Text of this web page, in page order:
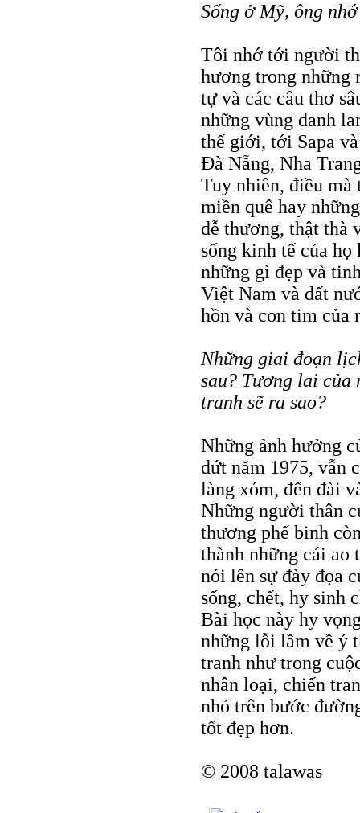
Sống ở Mỹ, ông
Tôi nhớ tới người
hương trong những
tự và các câu thơ
những vùng danh
thế giới, tới Sapa
Ðà Nẵng, Nha
Tuy nhiên, điều mà
miền quê hay
dễ thương, thật thà
sống kinh tế của
những gì đẹp và
Việt Nam và đất
hồn và con tim
Những giai đoạn
sau? Tương lai của
tranh sẽ ra sao?
Những ảnh hưởng
dứt năm 1975, vẫn
làng xóm, đến đài
Những người thân
thương phế binh
thành những cái ao
nói lên sự đày đọa
sống, chết, hy sinh
Bài học này hy
những lỗi lầm về ý
tranh như trong
nhân loại, chiến
nhỏ trên bước
tốt đẹp hơn.
© 2008 talawas